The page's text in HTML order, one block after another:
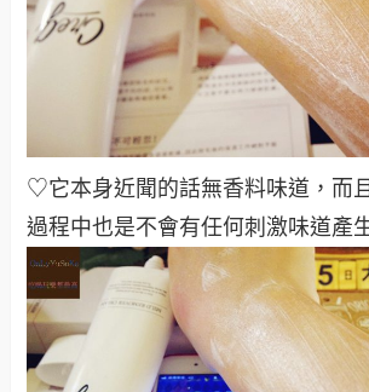
♡它本身近聞的話無香料味道，而
過程中也是不會有任何刺激味道產